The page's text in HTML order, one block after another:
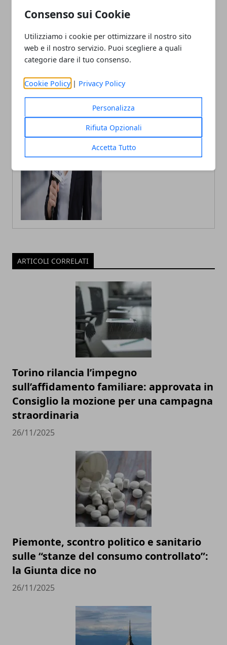
Consenso sui Cookie
Utilizziamo i cookie per ottimizzare il nostro sito
web e il nostro servizio. Puoi scegliere a quali
categorie dare il tuo consenso.
Cookie Policy | Privacy Policy
Personalizza
Rifiuta Opzionali
Accetta Tutto
Fabiana Fissore
Fabiana Fissore è web editor e
creator di contenuti dedicati a
lifestyle urbano ed eventi locali.
Racconta la città con uno stile fresco
e coinvolgente, a stretto contatto con
ARTICOLI CORRELATI
Torino rilancia l’impegno
sull’affidamento familiare: approvata in
Consiglio la mozione per una campagna
straordinaria
26/11/2025
Piemonte, scontro politico e sanitario
sulle “stanze del consumo controllato”:
la Giunta dice no
26/11/2025